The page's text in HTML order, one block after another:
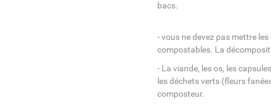
bacs.
- vous ne devez pas mettre
compostables. La
- La viande, les os, les
les déchets verts (fleurs
composteur.